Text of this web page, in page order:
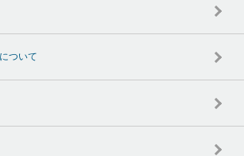
ついて